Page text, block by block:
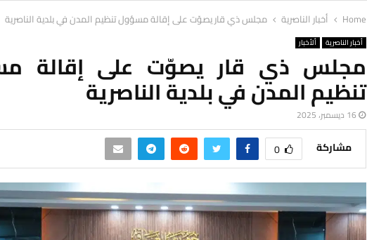
Home أخبار الناصرية مجلس ذي قار يصوّت على إقالة مسؤول تنظيم المدن في بلدية الناصرية
أخبار الناصرية ألأخبار
مجلس ذي قار يصوّت على إقالة
تنظيم المدن في بلدية الناصرية
16 ديسمبر، 2025
مشاركة 0